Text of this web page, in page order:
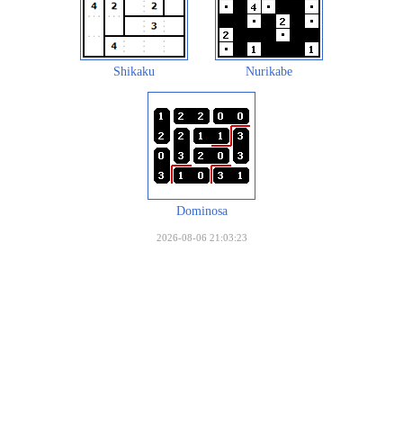
Shikaku Nurikabe
Dominosa
2026-08-06 21:03:23